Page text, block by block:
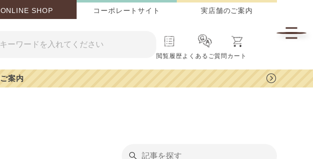
ONLINE SHOP コーポレートサイト 実店舗のご案内
閲覧履歴よくあるご質問 カート